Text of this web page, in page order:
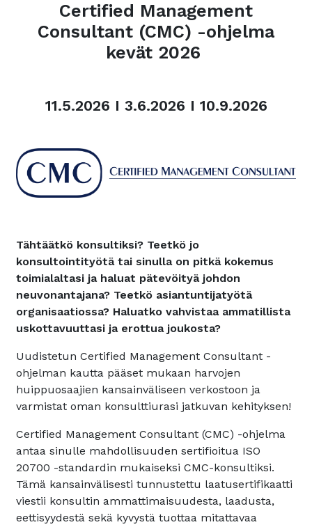
Certified Management
Consultant (CMC) -ohjelma
kevät 2026
11.5.2026 I 3.6.2026 I 10.9.2026
Tähtäätkö konsultiksi? Teetkö jo
konsultointityötä tai sinulla on pitkä kokemus
toimialaltasi ja haluat pätevöityä johdon
neuvonantajana? Teetkö asiantuntijatyötä
organisaatiossa? Haluatko vahvistaa ammatillista
uskottavuuttasi ja erottua joukosta?
Uudistetun Certified Management Consultant -
ohjelman kautta pääset mukaan harvojen
huippuosaajien kansainväliseen verkostoon ja
varmistat oman konsulttiurasi jatkuvan kehityksen!
Certified Management Consultant (CMC) -ohjelma
antaa sinulle mahdollisuuden sertifioitua ISO
20700 -standardin mukaiseksi CMC-konsultiksi.
Tämä kansainvälisesti tunnustettu laatusertifikaatti
viestii konsultin ammattimaisuudesta, laadusta,
eettisyydestä sekä kyvystä tuottaa mitattavaa